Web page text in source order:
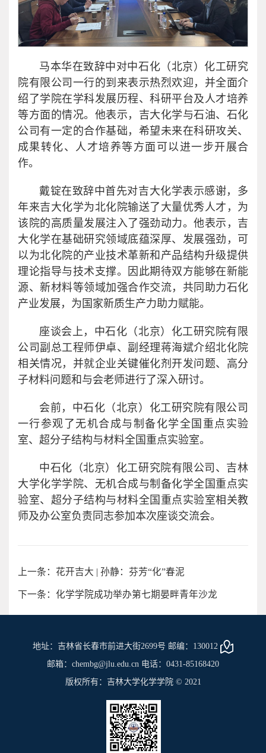
马本华在致辞中对中石化（北京）化工研究
院有限公司一行的到来表示热烈欢迎，并全面介
绍了学院在学科发展历程、科研平台及人才培养
等方面的情况。他表示，吉大化学与石油、石化
公司有一定的合作基础，希望未来在科研攻关、
成果转化、人才培养等方面可以进一步开展合
作。
戴锭在致辞中首先对吉大化学表示感谢，多
年来吉大化学为北化院输送了大量优秀人才，为
该院的高质量发展注入了强劲动力。他表示，吉
大化学在基础研究领域底蕴深厚、发展强劲，可
以为北化院的产业技术革新和产品结构升级提供
理论指导与技术支撑。因此期待双方能够在新能
源、新材料等领域加强合作交流，共同助力石化
产业发展，为国家新质生产力助力赋能。
座谈会上，中石化（北京）化工研究院有限
公司副总工程师伊卓、副经理蒋海斌介绍北化院
相关情况，并就企业关键催化剂开发问题、高分
子材料问题和与会老师进行了深入研讨。
会前，中石化（北京）化工研究院有限公司
一行参观了无机合成与制备化学全国重点实验
室、超分子结构与材料全国重点实验室。
中石化（北京）化工研究院有限公司、吉林
大学化学学院、无机合成与制备化学全国重点实
验室、超分子结构与材料全国重点实验室相关教
师及办公室负责同志参加本次座谈交流会。
上一条：花开吉大 | 孙静：芬芳“化”春泥
下一条：化学学院成功举办第七期晏畔青年沙龙
地址：吉林省长春市前进大街2699号 邮编：130012
邮箱：chembg@jlu.edu.cn 电话：0431-85168420
版权所有：吉林大学化学学院 © 2021